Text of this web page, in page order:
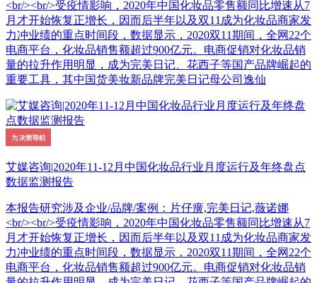
<br/><br/>受疫情影响，2020年中国化妆品零售额同比增速从7
月才开始恢复正增长，因而后半年以及双11成为化妆品商家发
力冲业绩的重点时间段，数据显示，2020双11期间，全网22个
电商平台，化妆品销售额超过900亿元。电商促销对化妆品销
量的拉升作用明显，成为完美日记、花西子等国产品牌崛起的
重要工具，其中国货美妆新品牌完美日记母公司逸仙
艾媒咨询|2020年11-12月中国化妆品行业月度运行及年终盘点
数据监测报告
本报告研究涉及企业/品牌/案例：片仔癀,完美日记,薇诺娜
<br/><br/>受疫情影响，2020年中国化妆品零售额同比增速从7
月才开始恢复正增长，因而后半年以及双11成为化妆品商家发
力冲业绩的重点时间段，数据显示，2020双11期间，全网22个
电商平台，化妆品销售额超过900亿元。电商促销对化妆品销